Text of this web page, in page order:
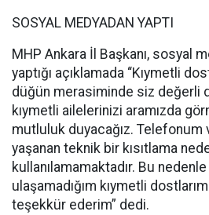
SOSYAL MEDYADAN YAPTI
MHP Ankara İl Başkanı, sosyal
yaptığı açıklamada “Kıymetli
düğün merasiminde siz değerli
kıymetli ailelerinizi aramızda
mutluluk duyacağız. Telefonum
yaşanan teknik bir kısıtlama
kullanılamamaktadır. Bu
ulaşamadığım kıymetli
teşekkür ederim” dedi.